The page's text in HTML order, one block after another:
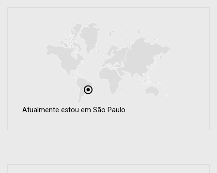
Atualmente estou em São Paulo.